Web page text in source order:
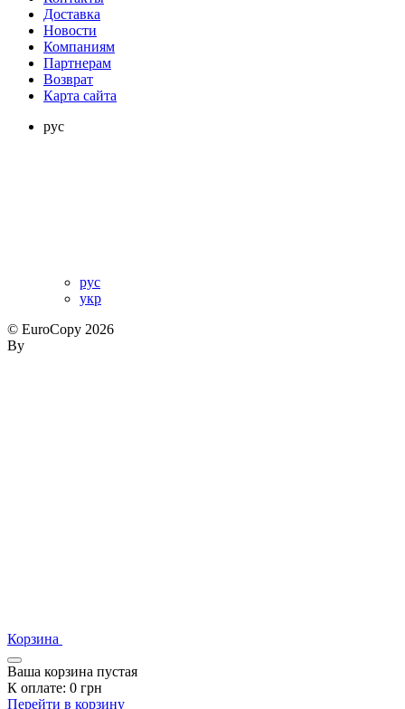
Доставка
Новости
Компаниям
Партнерам
Возврат
Карта сайта
рус
рус
укр
© EuroCopy 2026
By
Корзина
Ваша корзина пустая
К оплате: 0 грн
Перейти в корзину